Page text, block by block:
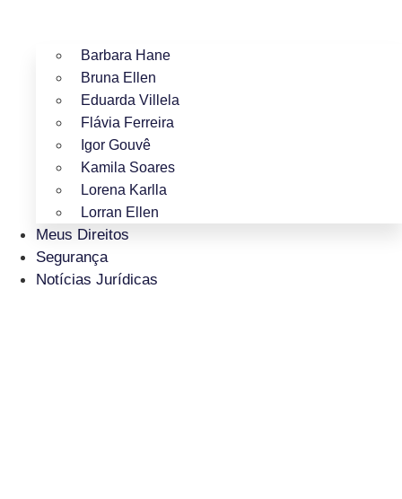
Barbara Hane
Bruna Ellen
Eduarda Villela
Flávia Ferreira
Igor Gouvê
Kamila Soares
Lorena Karlla
Lorran Ellen
Meus Direitos
Segurança
Notícias Jurídicas